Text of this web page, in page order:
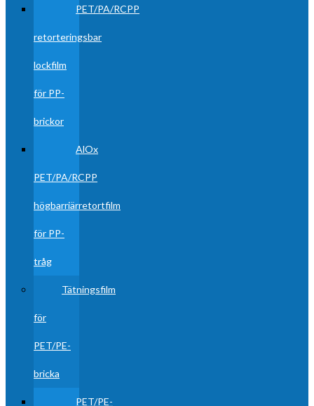
PET/PA/RCPP
retorteringsbar
lockfilm
för PP-
brickor
AlOx
PET/PA/RCPP
högbarriärretortfilm
för PP-
tråg
Tätningsfilm
för
PET/PE-
bricka
PET/PE-